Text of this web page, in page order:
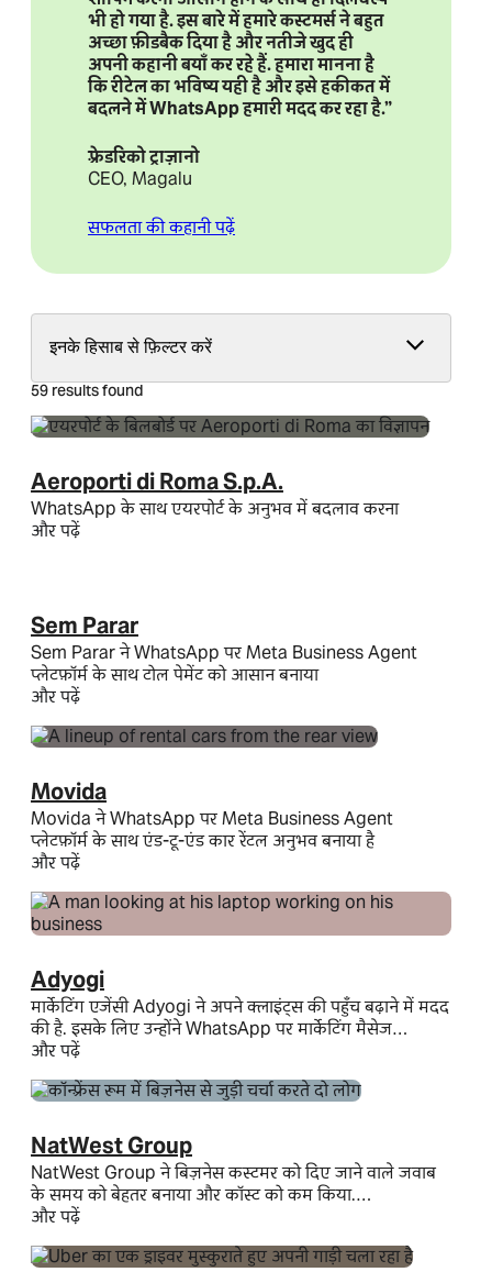
भी हो गया है. इस बारे में हमारे कस्टमर्स ने बहुत
अच्छा फ़ीडबैक दिया है और नतीजे खुद ही
अपनी कहानी बयाँ कर रहे हैं. हमारा मानना है
कि रीटेल का भविष्य यही है और इसे हकीकत में
बदलने में WhatsApp हमारी मदद कर रहा है.”
फ़्रेडरिको ट्राज़ानो
CEO, Magalu
सफलता की कहानी पढ़ें
इनके हिसाब से फ़िल्टर करें
59 results found
Aeroporti di Roma S.p.A.
WhatsApp के साथ एयरपोर्ट के अनुभव में बदलाव करना
और पढ़ें
Sem Parar
Sem Parar ने WhatsApp पर Meta Business Agent
प्लेटफ़ॉर्म के साथ टोल पेमेंट को आसान बनाया
और पढ़ें
Movida
Movida ने WhatsApp पर Meta Business Agent
प्लेटफ़ॉर्म के साथ एंड-टू-एंड कार रेंटल अनुभव बनाया है
और पढ़ें
Adyogi
मार्केटिंग एजेंसी Adyogi ने अपने क्लाइंट्स की पहुँच बढ़ाने में मदद
की है. इसके लिए उन्होंने WhatsApp पर मार्केटिंग मैसेज…
और पढ़ें
NatWest Group
NatWest Group ने बिज़नेस कस्टमर को दिए जाने वाले जवाब
के समय को बेहतर बनाया और कॉस्ट को कम किया.…
और पढ़ें